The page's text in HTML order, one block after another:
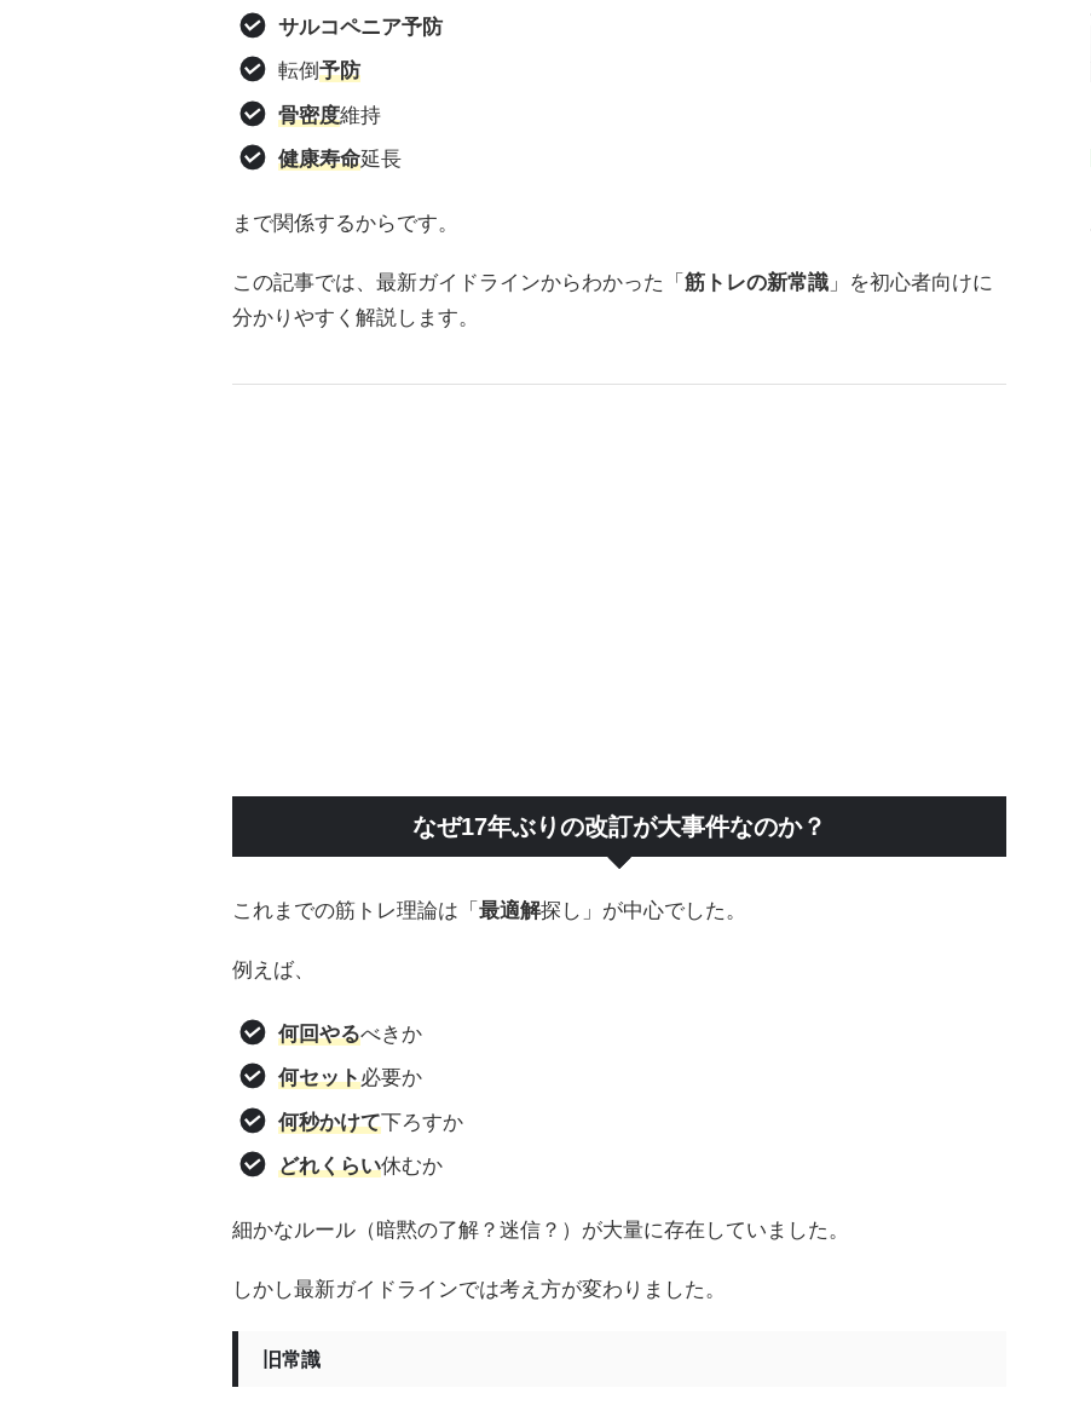
サルコペニア予防
転倒予防
骨密度維持
健康寿命延長
まで関係するからです。
この記事では、最新ガイドラインからわかった「筋トレの新常識 」を初心者向けに
分かりやすく解説します。
なぜ17年ぶりの改訂が大事件なのか？
これまでの筋トレ理論は「最適解探し」が中心でした。
例えば、
何回やるべきか
何セット必要か
何秒かけて下ろすか
どれくらい休むか
細かなルール（暗黙の了解？迷信？）が大量に存在していました。
しかし最新ガイドラインでは考え方が変わりました。
旧常識